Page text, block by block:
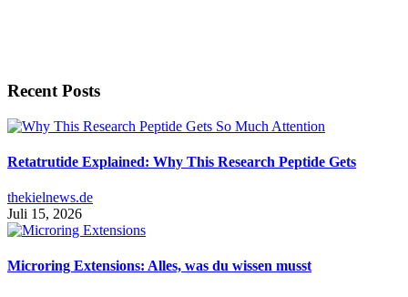
Recent Posts
Retatrutide Explained: Why This Research Peptide Gets
thekielnews.de
Juli 15, 2026
Microring Extensions: Alles, was du wissen musst